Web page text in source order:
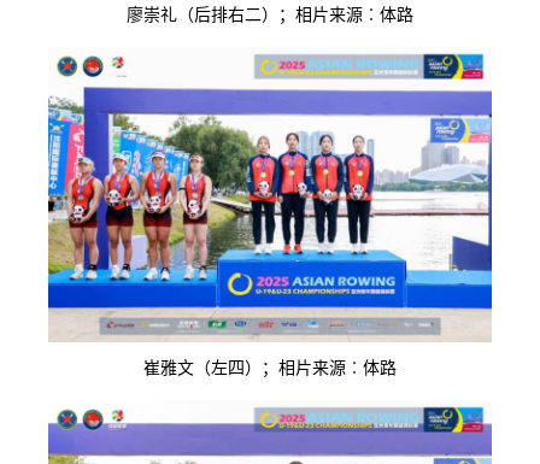
廖崇礼（后排右二）；相片来源︰体路
崔雅文（左四）；相片来源︰体路